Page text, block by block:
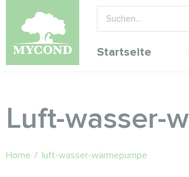
Startseite
Luft-wasser-
Home / luft-wasser-wärmepumpe